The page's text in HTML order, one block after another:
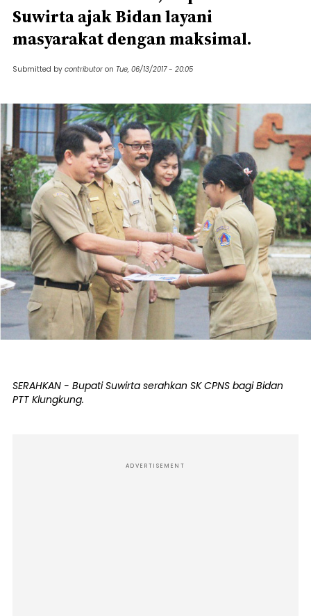
Suwirta ajak Bidan layani
masyarakat dengan maksimal.
Submitted by contributor on Tue, 06/13/2017 - 20:05
SERAHKAN - Bupati Suwirta serahkan SK CPNS bagi Bidan
PTT Klungkung.
ADVERTISEMENT